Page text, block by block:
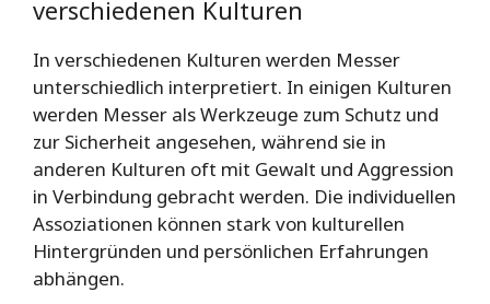
verschiedenen Kulturen
In verschiedenen Kulturen werden Messer
unterschiedlich interpretiert. In einigen Kulturen
werden Messer als Werkzeuge zum Schutz und
zur Sicherheit angesehen, während sie in
anderen Kulturen oft mit Gewalt und Aggression
in Verbindung gebracht werden. Die individuellen
Assoziationen können stark von kulturellen
Hintergründen und persönlichen Erfahrungen
abhängen.